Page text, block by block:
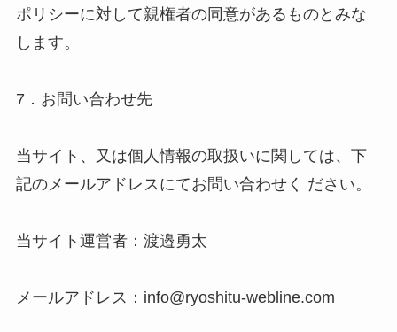
ポリシーに対して親権者の同意があるものとみな
します。
7．お問い合わせ先
当サイト、又は個人情報の取扱いに関しては、下
記のメールアドレスにてお問い合わせく ださい。
当サイト運営者：渡邉勇太
メールアドレス：info@ryoshitu-webline.com